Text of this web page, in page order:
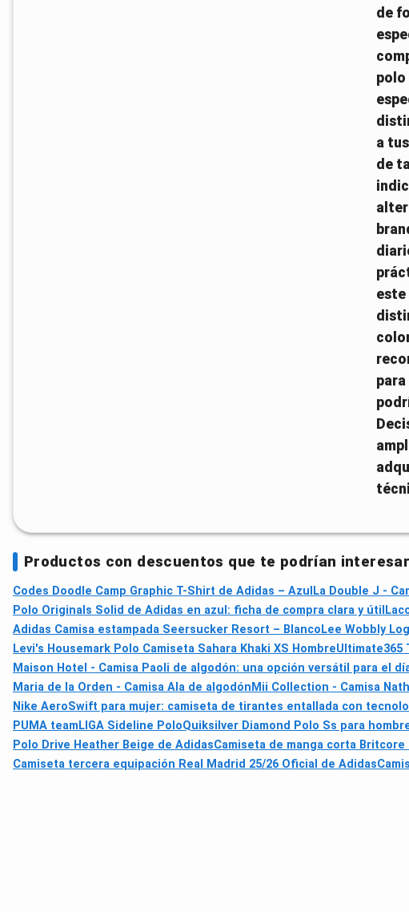
de
polo
a
de
este
Productos con descuentos que te podrían interesar
Codes Doodle Camp Graphic T-Shirt de Adidas – Azul La Double J -
Polo Originals Solid de Adidas en azul: ficha de compra clara y útil
Adidas Camisa estampada Seersucker Resort – Blanco Lee Wobbly
Levi's Housemark Polo Camiseta Sahara Khaki XS HombreUltimate365
Maison Hotel - Camisa Paoli de algodón: una opción versátil para el
Maria de la Orden - Camisa Ala de algodón Mii Collection - Camisa
Nike AeroSwift para mujer: camiseta de tirantes entallada con
PUMA teamLIGA Sideline PoloQuiksilver Diamond Polo Ss para
Polo Drive Heather Beige de AdidasCamiseta de manga corta
Camiseta tercera equipación Real Madrid 25/26 Oficial de Adidas